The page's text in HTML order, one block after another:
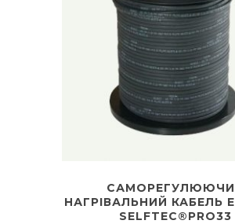
НАГРІВАЛЬНИЙ КАБЕЛЬ
SELFTEC®PRO33